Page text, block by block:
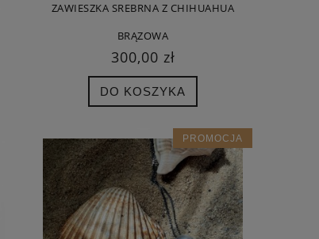
ZAWIESZKA SREBRNA Z CHIHUAHUA
BRĄZOWA
300,00 zł
DO KOSZYKA
PROMOCJA